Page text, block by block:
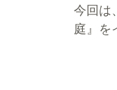
今回は
庭』を